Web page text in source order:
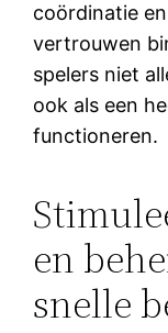
coördinatie
vertrouwen
spelers niet
ook als een
functioneren.
en
snelle